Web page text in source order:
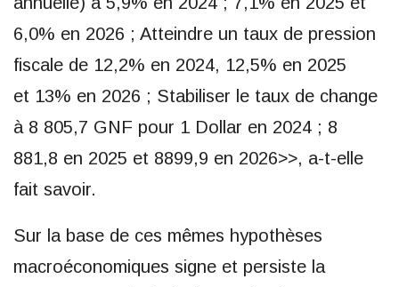
6,0% en 2026 ; Atteindre un taux de pression
fiscale de 12,2% en 2024, 12,5% en 2025
et 13% en 2026 ; Stabiliser le taux de change
à 8 805,7 GNF pour 1 Dollar en 2024 ; 8
881,8 en 2025 et 8899,9 en 2026>>, a-t-elle
fait savoir.
Sur la base de ces mêmes hypothèses
macroéconomiques signe et persiste la